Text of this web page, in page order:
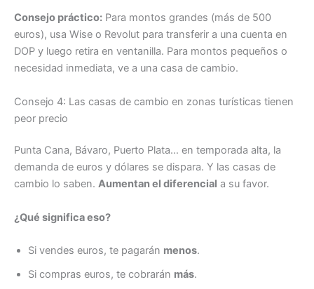
Consejo práctico: Para montos grandes (más de 500
euros), usa Wise o Revolut para transferir a una cuenta en
DOP y luego retira en ventanilla. Para montos pequeños o
necesidad inmediata, ve a una casa de cambio.
Consejo 4: Las casas de cambio en zonas turísticas tienen
peor precio
Punta Cana, Bávaro, Puerto Plata… en temporada alta, la
demanda de euros y dólares se dispara. Y las casas de
cambio lo saben. Aumentan el diferencial a su favor.
¿Qué significa eso?
Si vendes euros, te pagarán menos.
Si compras euros, te cobrarán más.